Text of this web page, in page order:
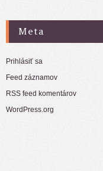
Meta
Prihlásiť sa
Feed záznamov
RSS feed komentárov
WordPress.org